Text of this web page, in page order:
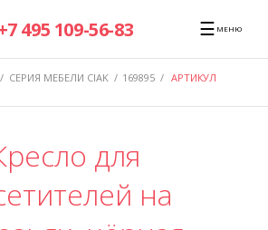
495 109-56-83 ☰ МЕНЮ
/ СЕРИЯ МЕБЕЛИ CIAK / 169895 / АРТИКУЛ
для
на